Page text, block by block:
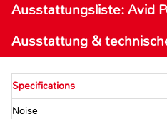
Ausstattungsliste: Avid
Ausstattung &
Specifications
Noise